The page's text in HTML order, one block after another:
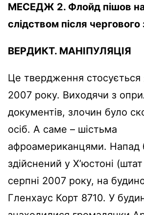
МЕСЕДЖ 2. Флойд пішов на
слідством після
ВЕРДИКТ. МАНІПУЛЯЦІЯ
Це твердження стосується
2007 року. Виходячи з
документів, злочин було
осіб. А саме – шістьма
афроамериканцями. Напад
здійснений у Х’юстоні
серпні 2007 року, на
Гленхаус Корт 8710. У